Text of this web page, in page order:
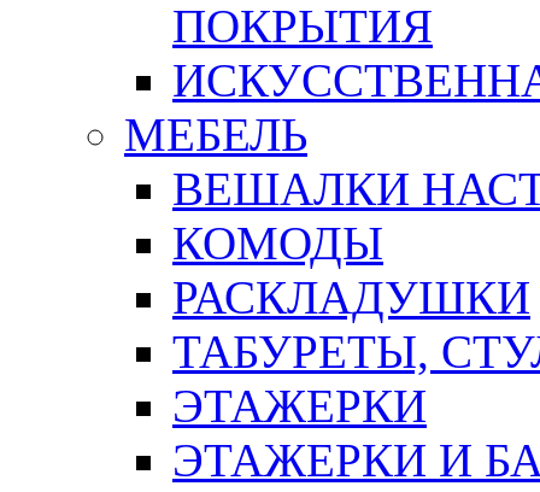
ПОКРЫТИЯ
МЕБЕЛЬ
ВЕШАЛКИ
КОМОДЫ
РАСКЛАДУШКИ
ТАБУРЕТЫ,
ЭТАЖЕРКИ
ЭТАЖЕРКИ И